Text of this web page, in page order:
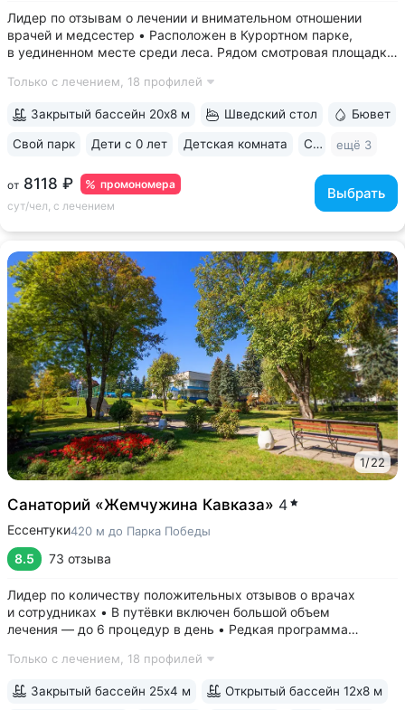
Лидер по отзывам о лечении и внимательном отношении
врачей и медсестер • Расположен в Курортном парке,
в уединенном месте среди леса. Рядом смотровая площадка.
пение птиц • Удобный выход в Нижний и Верхний парки:
Только с лечением, 18 профилей
промономера
от 8118 ₽
сут/чел, с лечением
Выбрать
Закрытый бассейн 20х8 м Шведский стол Бювет
Свой парк Дети с 0 лет Детская комната Спа ещё 3
1/22
Санаторий «Жемчужина Кавказа» 4
Ессентуки420 м до Парка Победы
8.5 73 отзыва
Лидер по количеству положительных отзывов о врачах
и сотрудниках • В путёвки включен большой объем
лечения — до 6 процедур в день • Редкая программа
и эндокринолога, комплекс анализов и УЗИ, процедуры,
Только с лечением, 18 профилей
Закрытый бассейн 25х4 м Открытый бассейн 12х8 м